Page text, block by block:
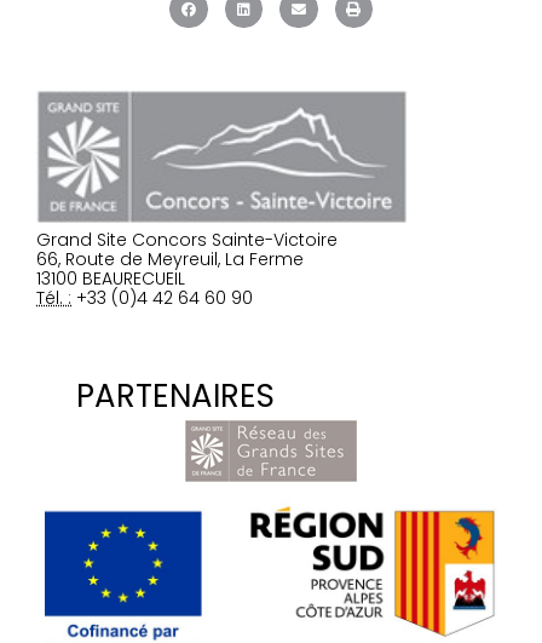
Grand Site Concors Sainte-Victoire
66, Route de Meyreuil, La Ferme
13100 BEAURECUEIL
Tél. : +33 (0)4 42 64 60 90
PARTENAIRES